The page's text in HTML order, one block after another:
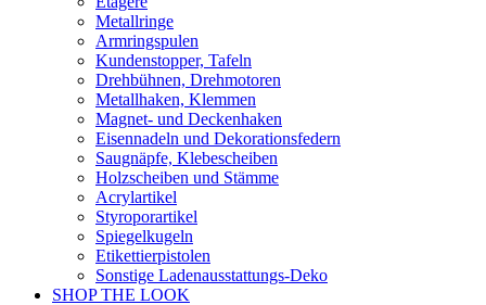
Metallringe
Armringspulen
Kundenstopper, Tafeln
Drehbühnen, Drehmotoren
Metallhaken, Klemmen
Magnet- und Deckenhaken
Eisennadeln und Dekorationsfedern
Saugnäpfe, Klebescheiben
Holzscheiben und Stämme
Acrylartikel
Styroporartikel
Spiegelkugeln
Etikettierpistolen
Sonstige Ladenausstattungs-Deko
SHOP THE LOOK